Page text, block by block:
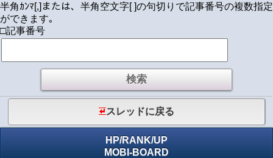
半角ｶﾝﾏ[,]または、半角空文字[ ]の句切りで記事番号の複数指定
ができます｡
□記事番号
スレッドに戻る
HP/RANK/UP
MOBI-BOARD